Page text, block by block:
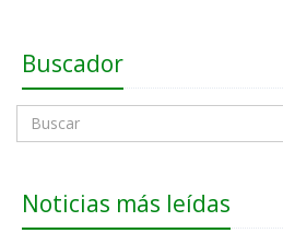
Buscador
Noticias más leídas